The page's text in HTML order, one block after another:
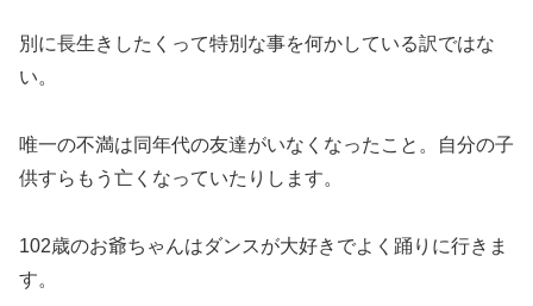
別に長生きしたくって特別な事を何かしている訳ではな
い。
唯一の不満は同年代の友達がいなくなったこと。自分の子
供すらもう亡くなっていたりします。
102歳のお爺ちゃんはダンスが大好きでよく踊りに行きま
す。